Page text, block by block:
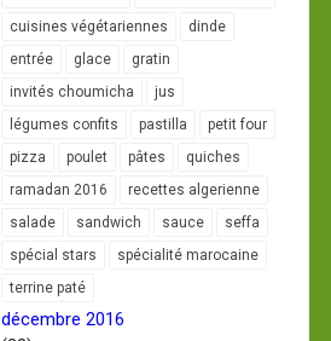
cuisines végétariennes
dinde
entrée
glace
gratin
invités choumicha
jus
légumes confits
pastilla
petit four
pizza
poulet pâtes
quiches
ramadan 2016
recettes algerienne
salade
sandwich sauce
seffa
spécial stars
spécialité marocaine
terrine paté
décembre 2016